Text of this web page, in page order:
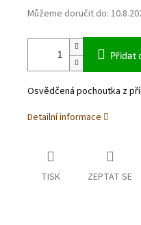
Můžeme doručit do:
Přidat
Osvědčená pochoutka z
Detailní informace
TISK ZEPTAT SE